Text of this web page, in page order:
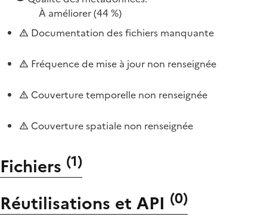
À améliorer(44 %)
Documentation des fichiers manquante
Fréquence de mise à jour non renseignée
Couverture temporelle non renseignée
Couverture spatiale non renseignée
Fichiers (1)
Réutilisations et API (0)